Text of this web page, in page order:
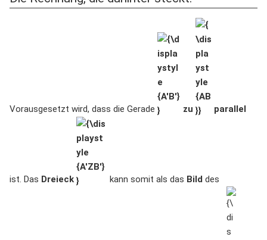
Vorausgesetzt wird, dass die Gerade
{\displaystyle
{A'B'}}
zu
{\displaystyle
{AB}}
parallel
ist. Das Dreieck
{\displaystyle
{A'ZB'}}
kann somit als das Bild des
Z}